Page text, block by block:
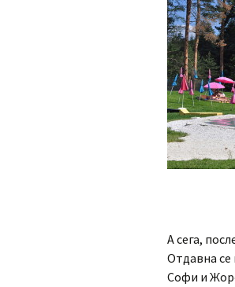
А сега,
Отдавна се
Софи и